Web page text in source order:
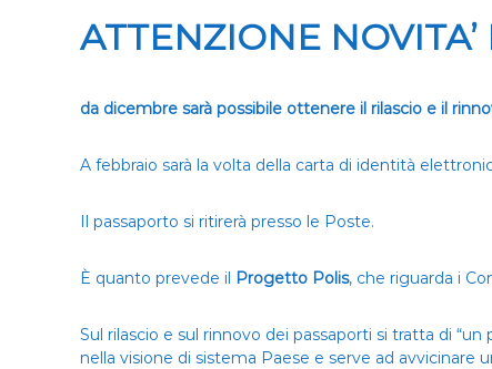
ATTENZIONE
da dicembre sarà possibile ottenere il rilascio e il
A febbraio sarà la volta della carta di identità
Il passaporto si ritirerà presso le Poste.
È quanto prevede il Progetto Polis, che riguarda i
Sul rilascio e sul rinnovo dei passaporti si tratta di
nella visione di sistema Paese e serve ad avvicinare